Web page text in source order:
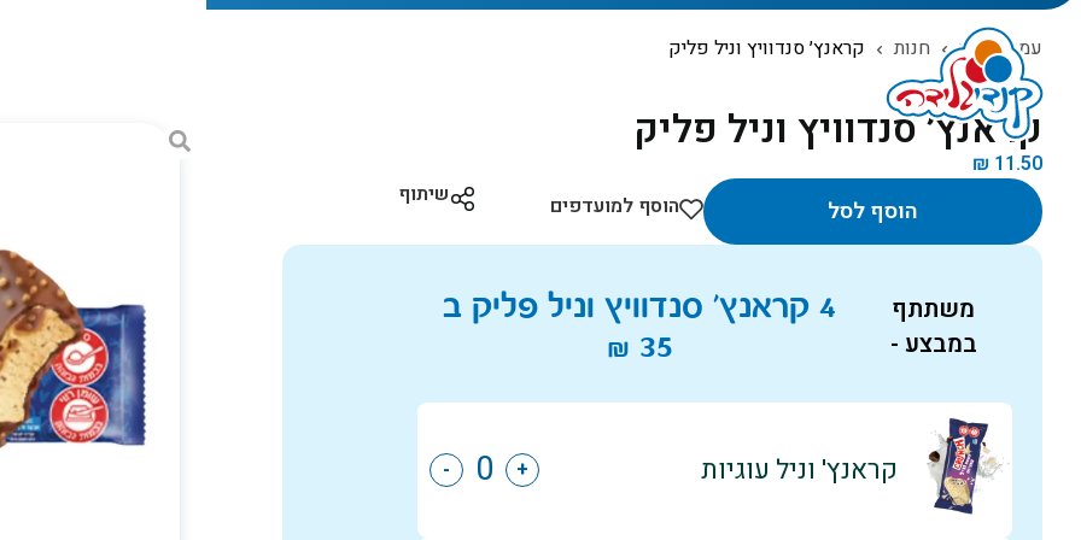
עמוד הבית חנות קראנץ׳ סנדוויץ וניל פליק
קראנץ׳ סנדוויץ וניל פליק
₪ 11.50
הוסף לסל הוסף למועדפים שיתוף
משתתף
במבצע -
4 קראנץ׳ סנדוויץ וניל פליק ב
₪ 35
קראנץ' וניל עוגיות +
-